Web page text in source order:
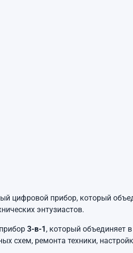
цифровой прибор, который
энтузиастов.
3-в-1, который объединяет
схем, ремонта техники,